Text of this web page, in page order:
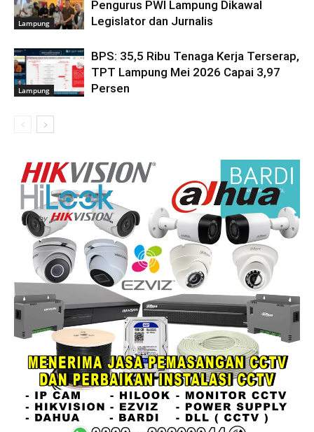
Lampung
Pengurus PWI Lampung Dikawal
Legislator dan Jurnalis
Lampung
BPS: 35,5 Ribu Tenaga Kerja Terserap,
TPT Lampung Mei 2026 Capai 3,97
Persen